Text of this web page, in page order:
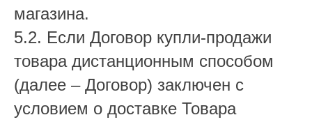
магазина.
5.2. Если Договор купли-продажи
товара дистанционным способом
(далее – Договор) заключен с
условием о доставке Товара